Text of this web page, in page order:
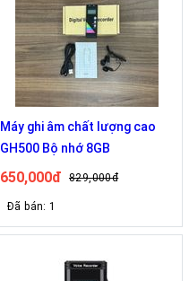
Máy ghi âm chất lượng cao
GH500 Bộ nhớ 8GB
650,000đ 829,000đ
Đã bán: 1